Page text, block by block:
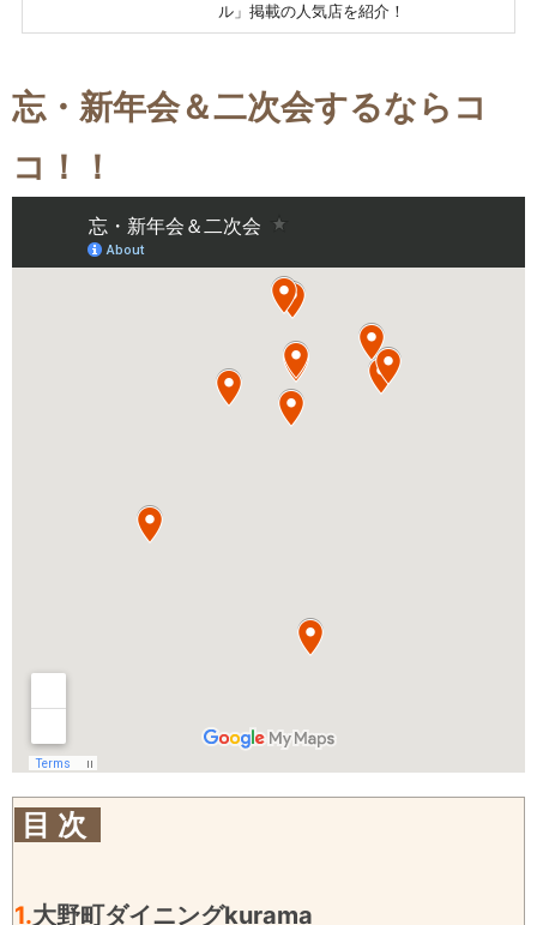
ル」掲載の人気店を紹介！
忘・新年会＆二次会するならコ
コ！！
目 次
1.大野町ダイニングkurama